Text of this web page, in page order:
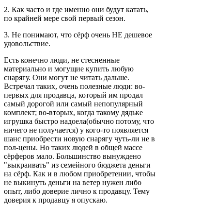
2. Как часто и где именно они будут катать,
по крайней мере свой первый сезон.
3. Не понимают, что сёрф очень НЕ дешевое
удовольствие.
Есть конечно люди, не стесненные
материально и могущие купить любую
снарягу. Они могут не читать дальше.
Встречал таких, очень полезные люди: во-
первых для продавца, который им продал
самый дорогой или самый непопулярный
комплект; во-вторых, когда такому дядьке
игрушка быстро надоела(обычно потому, что
ничего не получается) у кого-то появляется
шанс приобрести новую снарягу чуть-ли не в
пол-цены. Но таких людей в общей массе
сёрферов мало. Большинство вынуждено
"выкраивать" из семейного бюджета деньги
на сёрф. Как и в любом приобретении, чтобы
не выкинуть деньги на ветер нужен либо
опыт, либо доверие лично к продавцу. Тему
доверия к продавцу я опускаю.